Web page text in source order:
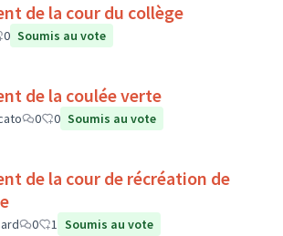
Aménagement de la cour du collège
0 Soumis au vote
de la coulée verte
0 0 Soumis au vote
de la cour de récréation de
0 1 Soumis au vote